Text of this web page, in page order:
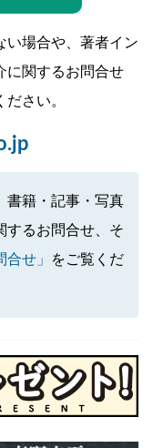
い場合や、著者イン
に関するお問合せ
さい。
書籍・記事・写真
するお問合せ、そ
合せ」
をご覧くだ